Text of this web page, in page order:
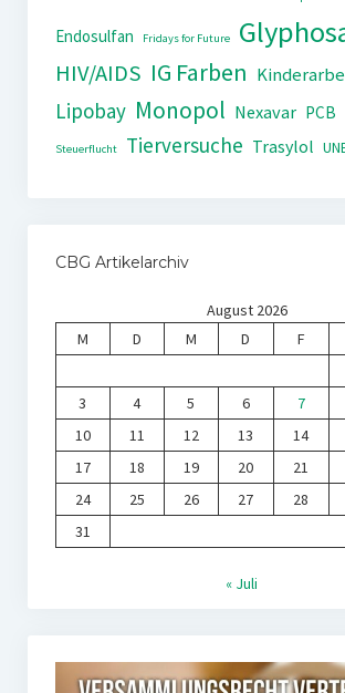
Endosulfan
Fridays for Future
HIV/AIDS IG Farben
Lipobay Monopol Nexavar PCB
Steuerflucht Tierversuche Trasylol
CBG Artikelarchiv
August 2026
M
D M D F
3
4 5 6 7
10
11 12 13 14
17
18 19 20 21
24
25 26 27 28
31
« Juli